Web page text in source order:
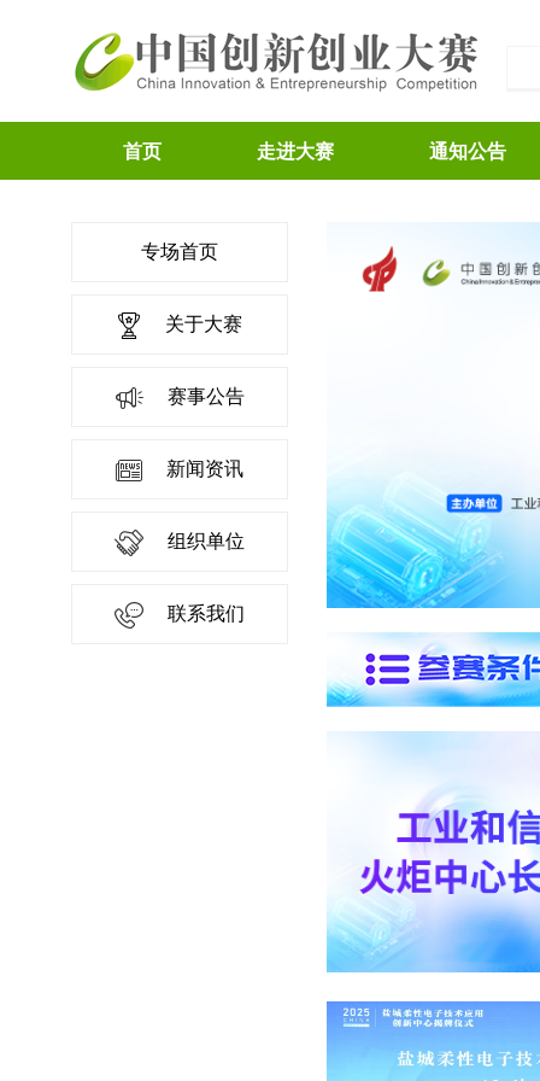
首页 走进大赛 通知公告
专场首页
关于大赛
赛事公告
新闻资讯
组织单位
联系我们